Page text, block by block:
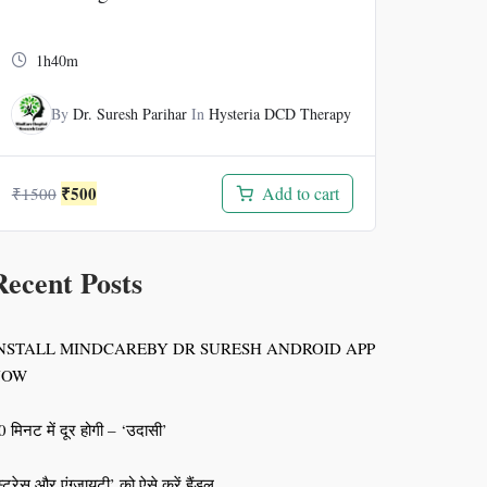
1h40m
By Dr. Suresh PariharIn Hysteria DCD Therapy
₹1500 Original
₹1500.
₹500Current
₹500.
Add to cart
Posts
MINDCAREBY DR SURESH ANDROID APP
मिनट में दूर होगी – ‘उदासी’